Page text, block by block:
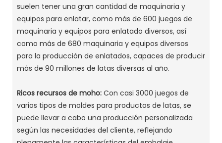
suelen tener una gran cantidad de maquinaria y
equipos para enlatar, como más de 600 juegos de
maquinaria y equipos para enlatado diversos, así
como más de 680 maquinaria y equipos diversos
para la producción de enlatados, capaces de producir
más de 90 millones de latas diversas al año. ‌
Ricos recursos de moho: Con casi 3000 juegos de
varios tipos de moldes para productos de latas, se
puede llevar a cabo una producción personalizada
según las necesidades del cliente, reflejando